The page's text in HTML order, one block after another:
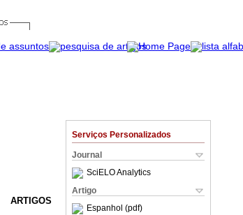
Serviços Personalizados
Journal
SciELO Analytics
Artigo
Espanhol (pdf)
ARTIGOS